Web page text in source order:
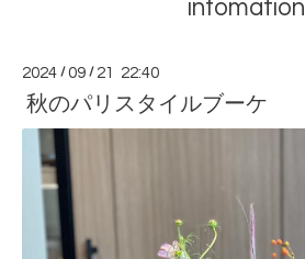
infomation
2024 /09 / 21 22:40
秋のパリスタイルブーケ